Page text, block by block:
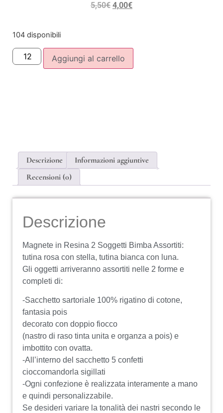
5,50€ 4,00€
104 disponibili
Aggiungi al carrello
Descrizione
Informazioni aggiuntive
Recensioni (0)
Descrizione
Magnete in Resina 2 Soggetti Bimba Assortiti:
tutina rosa con stella, tutina bianca con luna.
Gli oggetti arriveranno assortiti nelle 2 forme e
completi di:
-Sacchetto sartoriale 100% rigatino di cotone,
fantasia pois
decorato con doppio fiocco
(nastro di raso tinta unita e organza a pois) e
imbottito con ovatta.
-All’interno del sacchetto 5 confetti
cioccomandorla sigillati
-Ogni confezione è realizzata interamente a mano
e quindi personalizzabile.
Se desideri variare la tonalità dei nastri secondo le